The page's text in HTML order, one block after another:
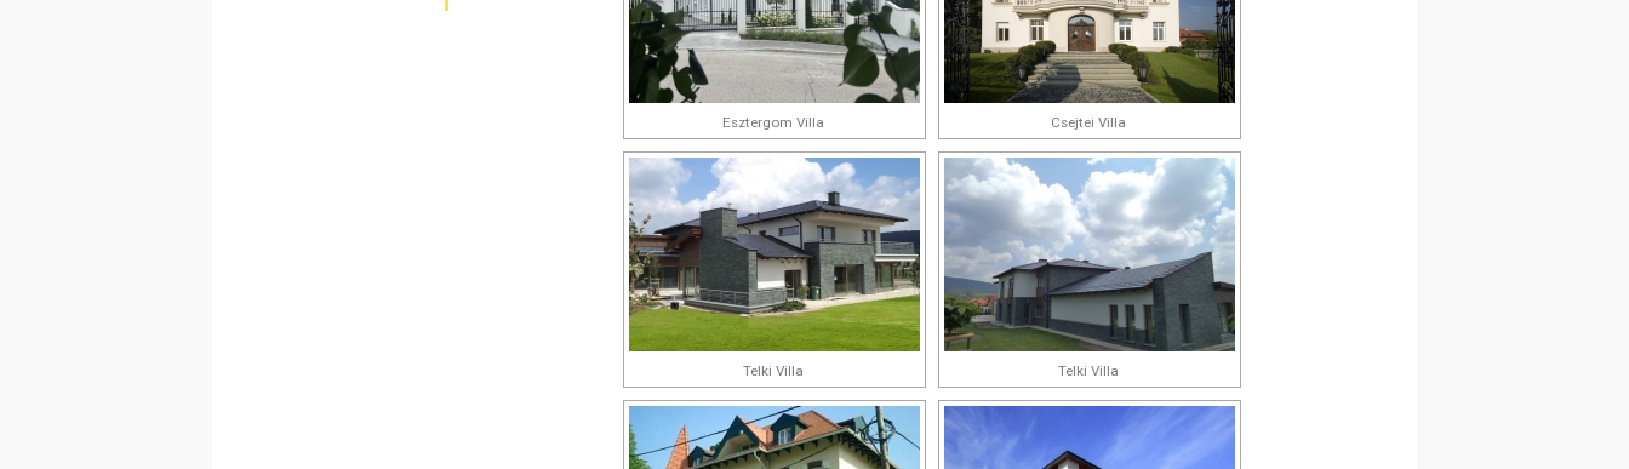
Esztergom Villa Csejtei Villa
Telki Villa Telki Villa